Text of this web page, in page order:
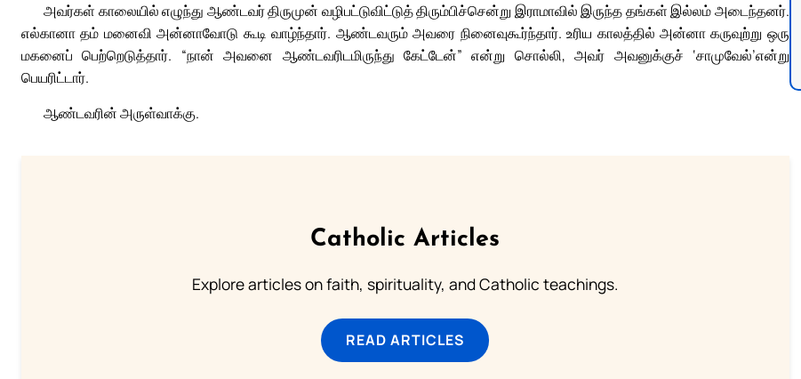
அவர்கள் காலையில் எழுந்து ஆண்டவர் திருமுன் வழிபட்டுவிட்டுத் திரும்பிச்சென்று இராமாவில் இருந்த தங்கள் இல்லம் அடைந்தனர்.
எல்கானா தம் மனைவி அன்னாவோடு கூடி வாழ்ந்தார். ஆண்டவரும் அவரை நினைவுகூர்ந்தார். உரிய காலத்தில் அன்னா கருவுற்று ஒரு
மகனைப் பெற்றெடுத்தார். “நான் அவனை ஆண்டவரிடமிருந்து கேட்டேன்” என்று சொல்லி, அவர் அவனுக்குச் ‘சாமுவேல்’என்று
பெயரிட்டார்.
ஆண்டவரின் அருள்வாக்கு.
Catholic Articles
Explore articles on faith, spirituality, and Catholic teachings.
READ ARTICLES